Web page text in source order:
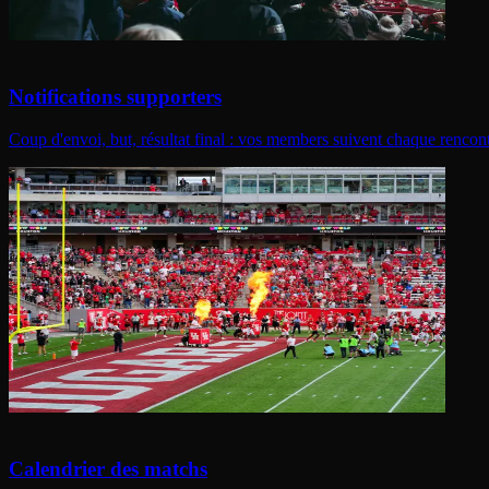
Notifications supporters
Coup d'envoi, but, résultat final : vos members suivent chaque
Calendrier des matchs